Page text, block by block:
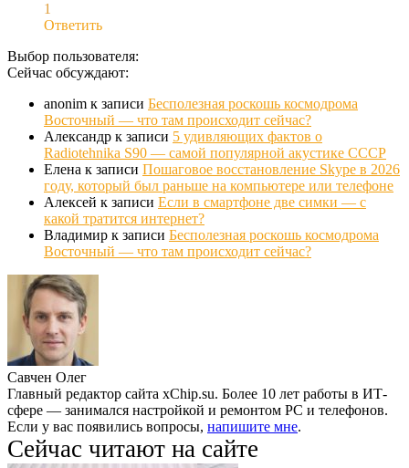
1
Ответить
Выбор пользователя:
Сейчас обсуждают:
anonim к записи Бесполезная роскошь космодрома
Восточный — что там происходит сейчас?
Александр к записи 5 удивляющих фактов о
Radiotehnika S90 — самой популярной акустике СССР
Елена к записи Пошаговое восстановление Skype в 2026
году, который был раньше на компьютере или телефоне
Алексей к записи Если в смартфоне две симки — с
какой тратится интернет?
Владимир к записи Бесполезная роскошь космодрома
Восточный — что там происходит сейчас?
Савчен Олег
Главный редактор сайта xChip.su. Более 10 лет работы в ИТ-
сфере — занимался настройкой и ремонтом PC и телефонов.
Если у вас появились вопросы, напишите мне.
Сейчас читают на сайте